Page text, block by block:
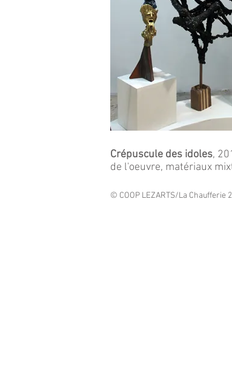
Crépuscule des idoles,
de l'oeuvre, matériaux
© COOP LEZARTS/La Chaufferie